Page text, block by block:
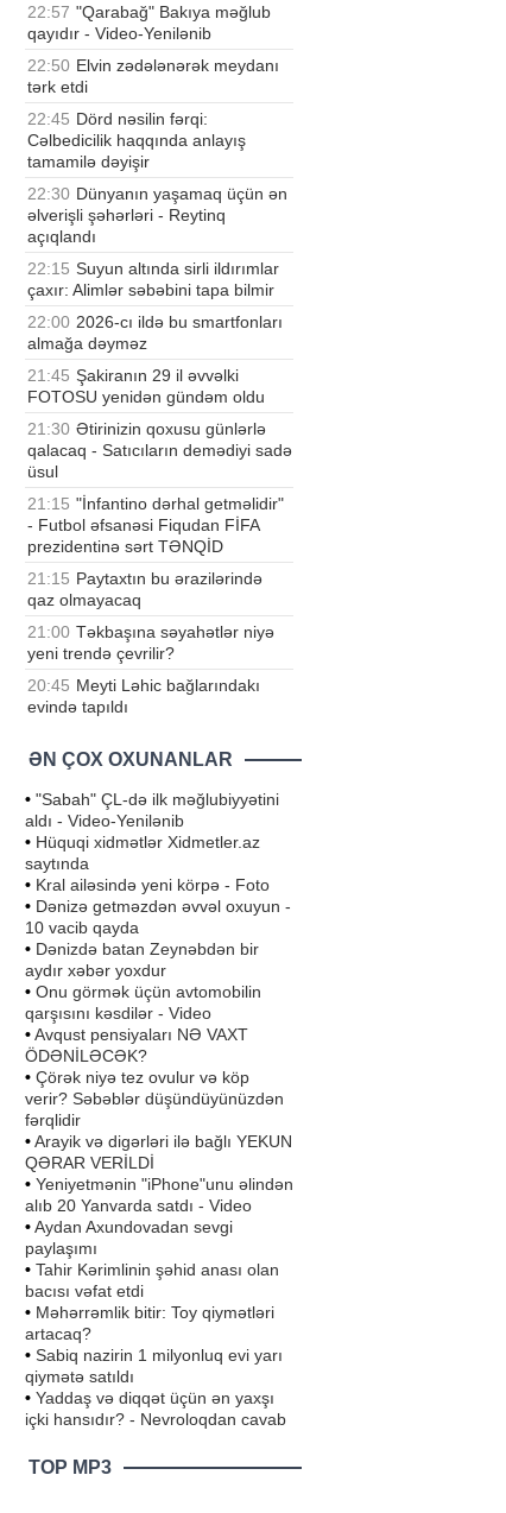
22:57 "Qarabağ" Bakıya məğlub
qayıdır - Video-Yenilənib
22:50 Elvin zədələnərək meydanı
tərk etdi
22:45 Dörd nəsilin fərqi:
Cəlbedicilik haqqında anlayış
tamamilə dəyişir
22:30 Dünyanın yaşamaq üçün ən
əlverişli şəhərləri - Reytinq
açıqlandı
22:15 Suyun altında sirli ildırımlar
çaxır: Alimlər səbəbini tapa bilmir
22:00 2026-cı ildə bu smartfonları
almağa dəyməz
21:45 Şakiranın 29 il əvvəlki
FOTOSU yenidən gündəm oldu
21:30 Ətirinizin qoxusu günlərlə
qalacaq - Satıcıların demədiyi sadə
üsul
21:15 "İnfantino dərhal getməlidir"
- Futbol əfsanəsi Fiqudan FİFA
prezidentinə sərt TƏNQİD
21:15 Paytaxtın bu ərazilərində
qaz olmayacaq
21:00 Təkbaşına səyahətlər niyə
yeni trendə çevrilir?
20:45 Meyti Ləhic bağlarındakı
evində tapıldı
ƏN ÇOX OXUNANLAR
• "Sabah" ÇL-də ilk məğlubiyyətini
aldı - Video-Yenilənib
• Hüquqi xidmətlər Xidmetler.az
saytında
• Kral ailəsində yeni körpə - Foto
• Dənizə getməzdən əvvəl oxuyun -
10 vacib qayda
• Dənizdə batan Zeynəbdən bir
aydır xəbər yoxdur
• Onu görmək üçün avtomobilin
qarşısını kəsdilər - Video
•Avqust pensiyaları NƏ VAXT
ÖDƏNİLƏCƏK?
• Çörək niyə tez ovulur və köp
verir? Səbəblər düşündüyünüzdən
fərqlidir
•Arayik və digərləri ilə bağlı YEKUN
QƏRAR VERİLDİ
• Yeniyetmənin "iPhone"unu əlindən
alıb 20 Yanvarda satdı - Video
•Aydan Axundovadan sevgi
paylaşımı
• Tahir Kərimlinin şəhid anası olan
bacısı vəfat etdi
• Məhərrəmlik bitir: Toy qiymətləri
artacaq?
• Sabiq nazirin 1 milyonluq evi yarı
qiymətə satıldı
• Yaddaş və diqqət üçün ən yaxşı
içki hansıdır? - Nevroloqdan cavab
TOP MP3